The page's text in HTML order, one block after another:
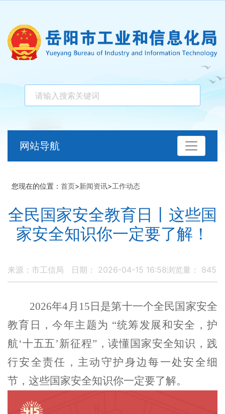
网站导航
您现在的位置： 首页>新闻资讯>工作动态
全民国家安全教育日丨这些国
家安全知识你一定要了解！
来源：市工信局 日期： 2026-04-15 16:58浏览量： 845
2026年4月15日是第十一个全民国家安全
教育日，今年主题为 “统筹发展和安全，护
航‘十五五’新征程”，读懂国家安全知识，践
行安全责任，主动守护身边每一处安全细
节，这些国家安全知识你一定要了解。